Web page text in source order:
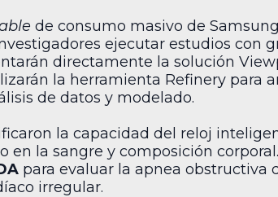
de consumo masivo de
ejecutar estudios con
directamente la solución
la herramienta Refinery para
de datos y modelado.
la capacidad del reloj
en la sangre y composición
para evaluar la apnea obstructiva
irregular.